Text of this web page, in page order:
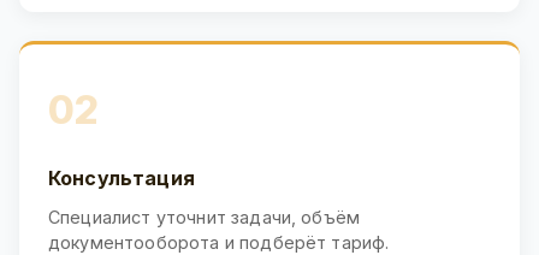
02
Консультация
Специалист уточнит задачи, объём
документооборота и подберёт тариф.